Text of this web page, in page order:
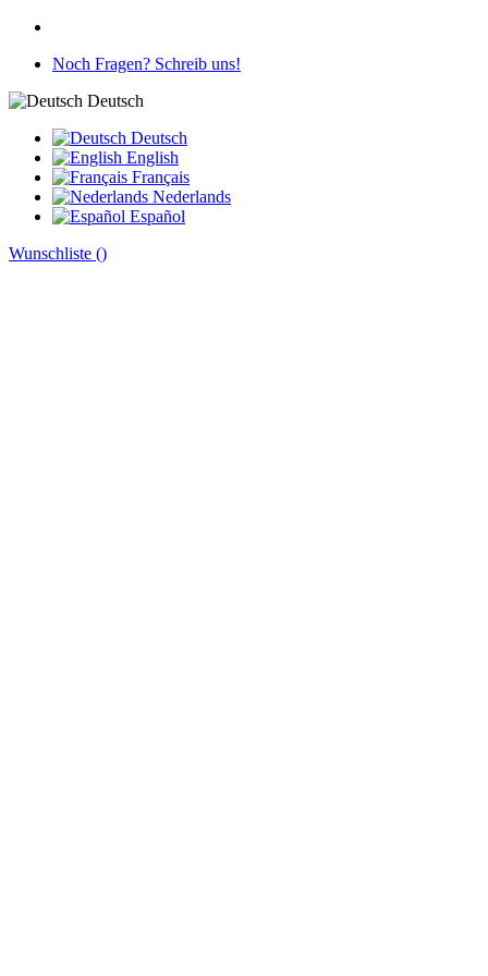
Noch Fragen? Schreib uns!
Deutsch
Deutsch
English
Français
Nederlands
Español
Wunschliste ()